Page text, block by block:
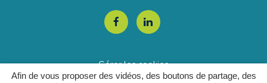
Afin de vous proposer des vidéos, des boutons de partage, des
Lien
compte
Lien
compte
Gérer les cookies